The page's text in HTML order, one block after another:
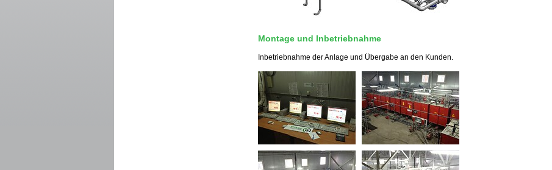
Montage und Inbetriebnahme
Inbetriebnahme der Anlage und Übergabe an den Kunden.